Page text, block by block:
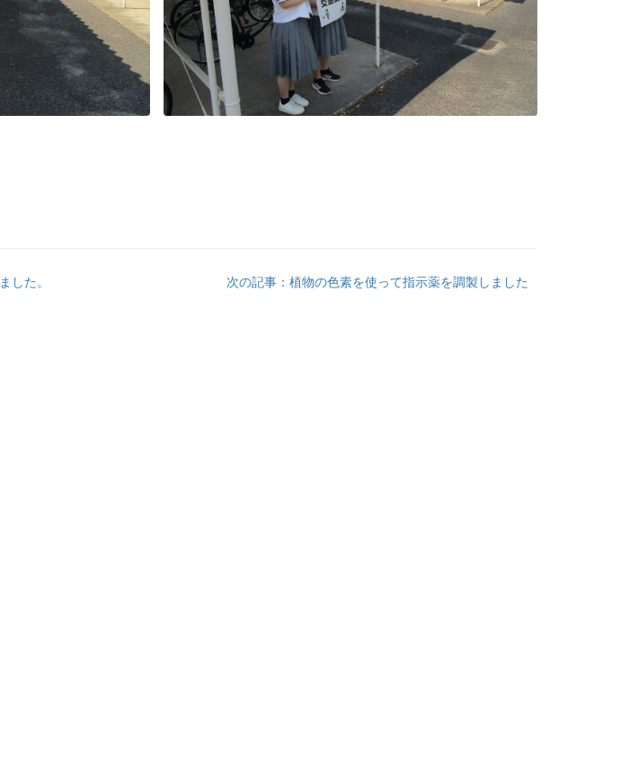
した。 次の記事：植物の色素を使って指示薬を調製しました